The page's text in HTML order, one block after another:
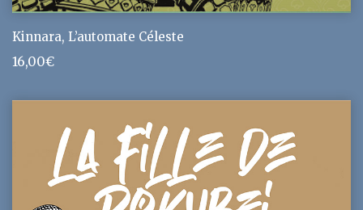
Kinnara, L’automate Céleste
16,00€